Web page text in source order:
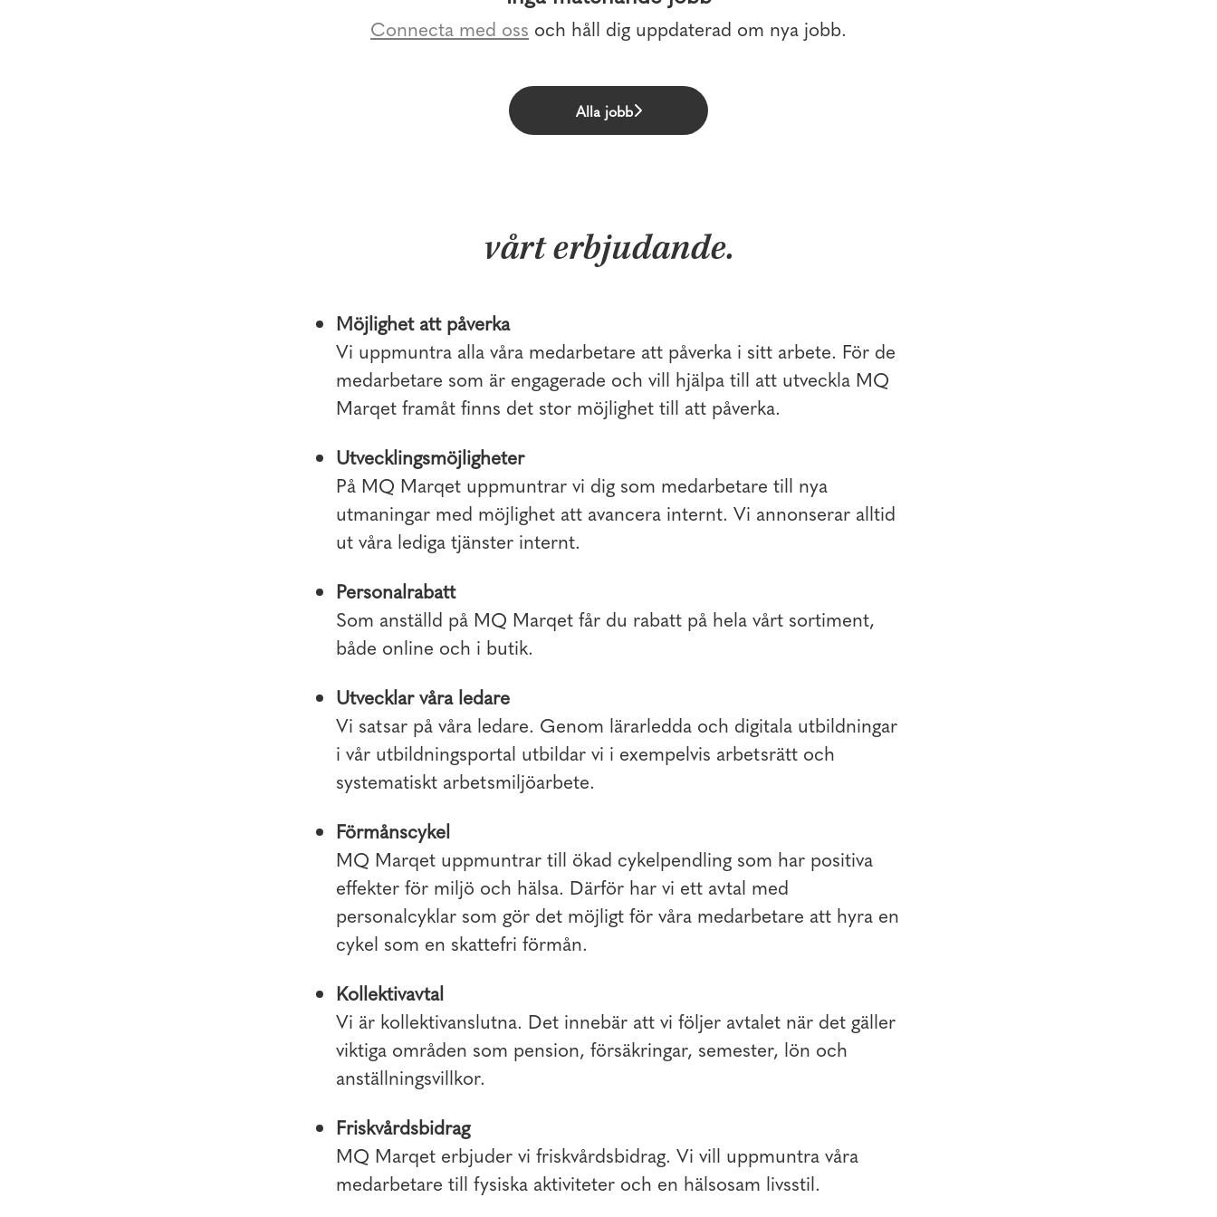
Connecta med oss och håll dig uppdaterad om nya jobb.
Alla jobb
vårt erbjudande.
Möjlighet att påverka
Vi uppmuntra alla våra medarbetare att påverka i sitt arbete. För de
medarbetare som är engagerade och vill hjälpa till att utveckla MQ
Marqet framåt finns det stor möjlighet till att påverka.
Utvecklingsmöjligheter
På MQ Marqet uppmuntrar vi dig som medarbetare till nya
utmaningar med möjlighet att avancera internt. Vi annonserar alltid
ut våra lediga tjänster internt.
Personalrabatt
Som anställd på MQ Marqet får du rabatt på hela vårt sortiment,
både online och i butik.
Utvecklar våra ledare
Vi satsar på våra ledare. Genom lärarledda och digitala utbildningar
i vår utbildningsportal utbildar vi i exempelvis arbetsrätt och
systematiskt arbetsmiljöarbete.
Förmånscykel
MQ Marqet uppmuntrar till ökad cykelpendling som har positiva
effekter för miljö och hälsa. Därför har vi ett avtal med
personalcyklar som gör det möjligt för våra medarbetare att hyra en
cykel som en skattefri förmån.
Kollektivavtal
Vi är kollektivanslutna. Det innebär att vi följer avtalet när det gäller
viktiga områden som pension, försäkringar, semester, lön och
anställningsvillkor.
Friskvårdsbidrag
MQ Marqet erbjuder vi friskvårdsbidrag. Vi vill uppmuntra våra
medarbetare till fysiska aktiviteter och en hälsosam livsstil.